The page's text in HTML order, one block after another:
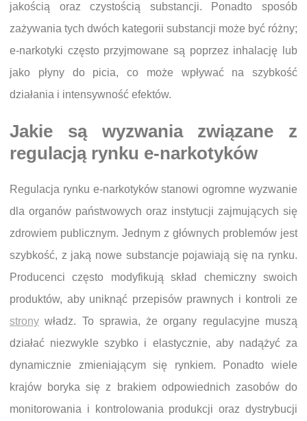
jakością oraz czystością substancji. Ponadto sposób
zażywania tych dwóch kategorii substancji może być różny;
e-narkotyki często przyjmowane są poprzez inhalację lub
jako płyny do picia, co może wpływać na szybkość
działania i intensywność efektów.
Jakie są wyzwania związane z
regulacją rynku e-narkotyków
Regulacja rynku e-narkotyków stanowi ogromne wyzwanie
dla organów państwowych oraz instytucji zajmujących się
zdrowiem publicznym. Jednym z głównych problemów jest
szybkość, z jaką nowe substancje pojawiają się na rynku.
Producenci często modyfikują skład chemiczny swoich
produktów, aby uniknąć przepisów prawnych i kontroli ze
strony władz. To sprawia, że organy regulacyjne muszą
działać niezwykle szybko i elastycznie, aby nadążyć za
dynamicznie zmieniającym się rynkiem. Ponadto wiele
krajów boryka się z brakiem odpowiednich zasobów do
monitorowania i kontrolowania produkcji oraz dystrybucji